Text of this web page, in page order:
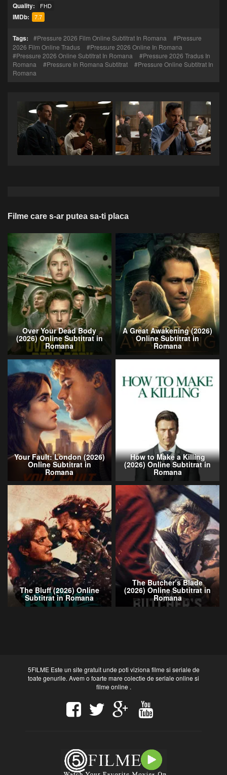
Quality: FHD
IMDb: 7.7
Tags: Pressure 2026 Film Online Subtitrat In Romana
Pressure
2026 Film Online Tradus
Pressure 2026 Online In Romana
Pressure 2026 Online Subtitrat In Romana
Pressure 2026 Tradus In
Romana
Pressure In Romana Subtitrat
Pressure Online Subtitrat In
Romana
Filme care s-ar putea sa-ti placa
Over Your Dead Body
(2026) Online Subtitrat in
Romana
A Great Awakening (2026)
Online Subtitrat in
Romana
Your Fault: London (2026)
Online Subtitrat in
Romana
How to Make a Killing
(2026) Online Subtitrat in
Romana
The Bluff (2026) Online
Subtitrat in Romana
The Butcher’s Blade
(2026) Online Subtitrat in
Romana
5FILME Este un site gratuit unde poti viziona filme si seriale de
toate genurile. Avem o foarte mare colectie de seriale online si
filme online .